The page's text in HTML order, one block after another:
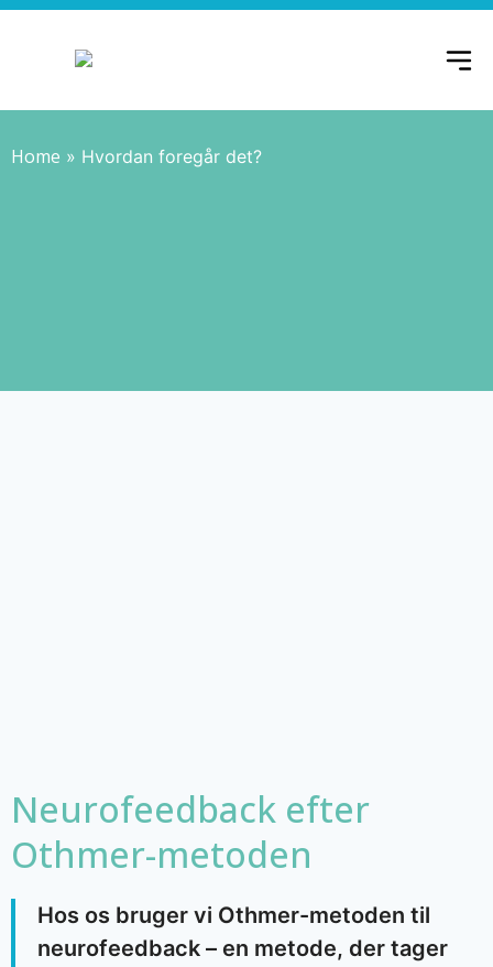
Home » Hvordan foregår det?
Neurofeedback efter
Othmer-metoden
Hos os bruger vi Othmer-metoden til
neurofeedback – en metode, der tager